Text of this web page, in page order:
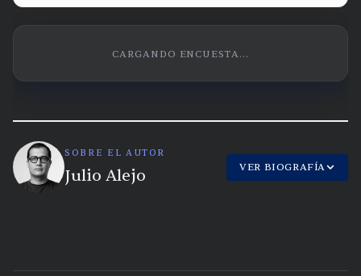
CARGANDO ENCUESTA...
SOBRE EL AUTOR
Julio Alejo VER BIOGRAFÍA